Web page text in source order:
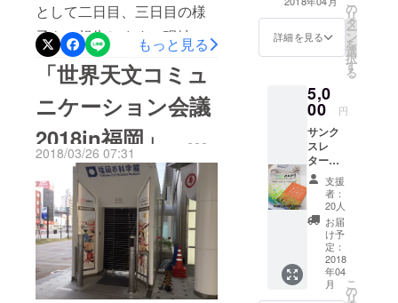
大に行われていました。外
国からのたくさんの参加者
にも、この満開の桜を楽し
んでいただけたものと思い
ます。例年より早い時期の
開花で、和やかな春らしい
お天気の元、大会が終了し
たことを喜ばしく思いま
す。 四日目は、午前も午後
もワークショップというこ
とで、7つの会場に分かれ
て、実践的な話し合いや活
として二日目、三日目の様
子をご報告します。現地レ
ポートなので本来は、開催
中にお届けすべきところ、
会期後半、筆者が体調をく
ずし、大幅に遅れてのご報
告となりましたこと、お詫
び申し上げます。 この二日
間は、午前中全体講演、午
後分科会、という日程。二
日目のお昼休みの最初に
は、集合写真の撮影が行わ
もっと見る
「世界天文コミュ
ニケーション会議
2018in福岡」
―現地中継レポー
ト 第１弾―
2018/03/26 07:31
詳細を見る
の
リ
タ
ー
ン
を
選
択
す
る
5,0
00 円
サンク
スレ
ター、
経過報
告レ
ポー
ト、
CAP20
18参加
者バッ
グ
支援
者：
20人
お届
け予
定：
2018
年04
月
こ
の
リ